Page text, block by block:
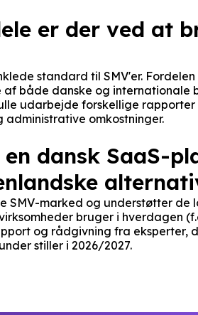
er der ved at
standard til SMV'er.
både danske og internationale
udarbejde forskellige
omkostninger.
dansk SaaS-
SMV-marked og understøtter de
bruger i hverdagen
og rådgivning fra eksperter,
stiller i 2026/2027.